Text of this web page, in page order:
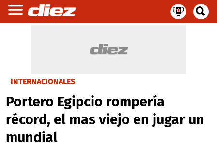
INTERNACIONALES
Portero Egipcio rompería
récord, el mas viejo en jugar un
mundial